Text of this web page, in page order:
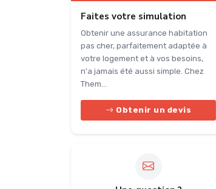
Faites votre simulation
Obtenir une assurance habitation
pas cher, parfaitement adaptée à
votre logement et à vos besoins,
n'a jamais été aussi simple. Chez
Them...
Obtenir un devis